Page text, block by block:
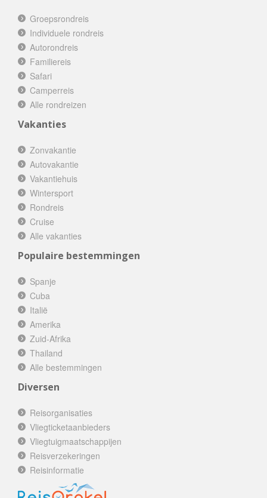
Groepsrondreis
Individuele rondreis
Autorondreis
Familiereis
Safari
Camperreis
Alle rondreizen
Vakanties
Zonvakantie
Autovakantie
Vakantiehuis
Wintersport
Rondreis
Cruise
Alle vakanties
Populaire bestemmingen
Spanje
Cuba
Italië
Amerika
Zuid-Afrika
Thailand
Alle bestemmingen
Diversen
Reisorganisaties
Vliegticketaanbieders
Vliegtuigmaatschappijen
Reisverzekeringen
Reisinformatie